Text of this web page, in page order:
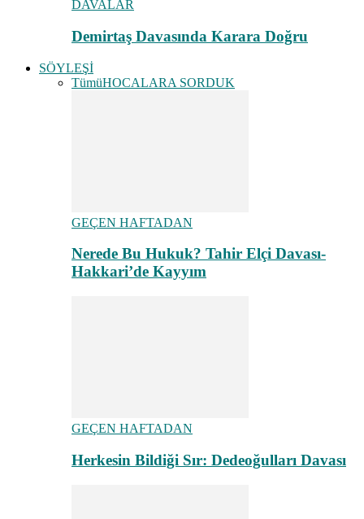
DAVALAR
Demirtaş Davasında Karara Doğru
SÖYLEŞİ
TümüHOCALARA SORDUK
GEÇEN HAFTADAN
Nerede Bu Hukuk? Tahir Elçi Davası-
Hakkari’de Kayyım
GEÇEN HAFTADAN
Herkesin Bildiği Sır: Dedeoğulları Davası